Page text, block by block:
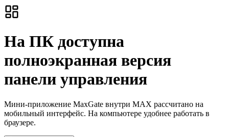
На ПК доступна
полноэкранная версия
панели управления
Мини-приложение MaxGate внутри MAX рассчитано на
мобильный интерфейс. На компьютере удобнее работать в
браузере.